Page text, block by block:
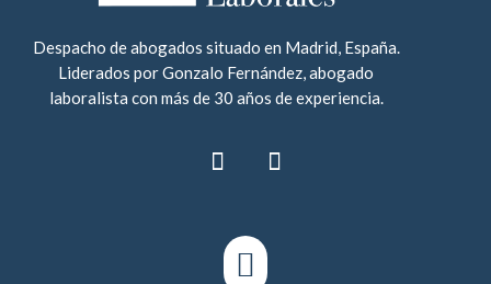
Despacho de abogados situado en Madrid, España.
Liderados por Gonzalo Fernández, abogado
laboralista con más de 30 años de experiencia.
